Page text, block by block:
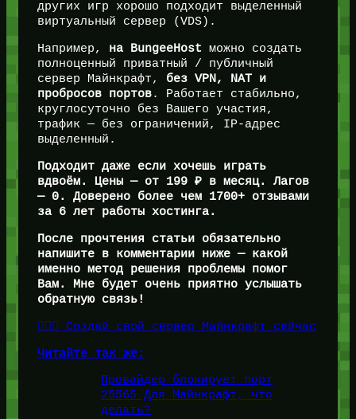
других игр хорошо подходит выделенный
виртуальный сервер (VDS).
Например, на BungeeHost можно создать
полноценный приватный / публичный
сервер Майнкрафт, без VPN, NAT и
пробросов портов. Работает стабильно,
круглосуточно без Вашего участия,
трафик — без ограничений, IP-адрес
выделенный.
Подходит даже если хочешь играть
вдвоём. Цены — от 199 ₽ в месяц. Лагов
— 0. Доверено более чем 1700+ отзывами
за 6 лет работы хостинга.
После прочтения статьи обязательно
напишите в комментарии ниже — какой
именно метод решения проблемы помог
Вам. Мне будет очень приятно услышать
обратную связь!
👉🏻🎁 Создай свой сервер Майнкрафт сейчас
Читайте так же:
Провайдер блокирует порт
25565 Для Майнкрафт, что
делать?